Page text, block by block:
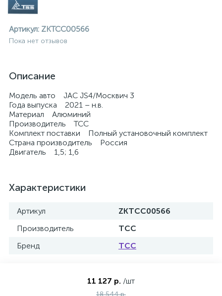
Артикул: ZKTCC00566
Пока нет отзывов
Описание
Модель авто JAC JS4/Москвич 3
Года выпуска 2021 – н.в.
Материал Алюминий
Производитель ТСС
Комплект поставки Полный установочный комплект
Страна производитель Россия
Двигатель 1,5; 1,6
Характеристики
Артикул
ZKTCC00566
Производитель
ТСС
Бренд
ТСС
11 127 р. /шт
18 544 р.